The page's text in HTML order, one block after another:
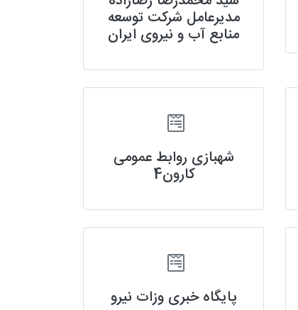
مدیرعامل شرکت توسعه
منابع آب و نیروی ایران
شهبازی روابط عمومی
کارون4
پایگاه خبری وزات نیرو